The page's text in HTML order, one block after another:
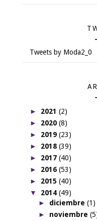
Tweets by Moda2_0
► 2021 (2)
► 2020 (8)
► 2019 (23)
► 2018 (39)
► 2017 (40)
► 2016 (53)
► 2015 (40)
▼ 2014 (49)
► diciembre (1)
► noviembre